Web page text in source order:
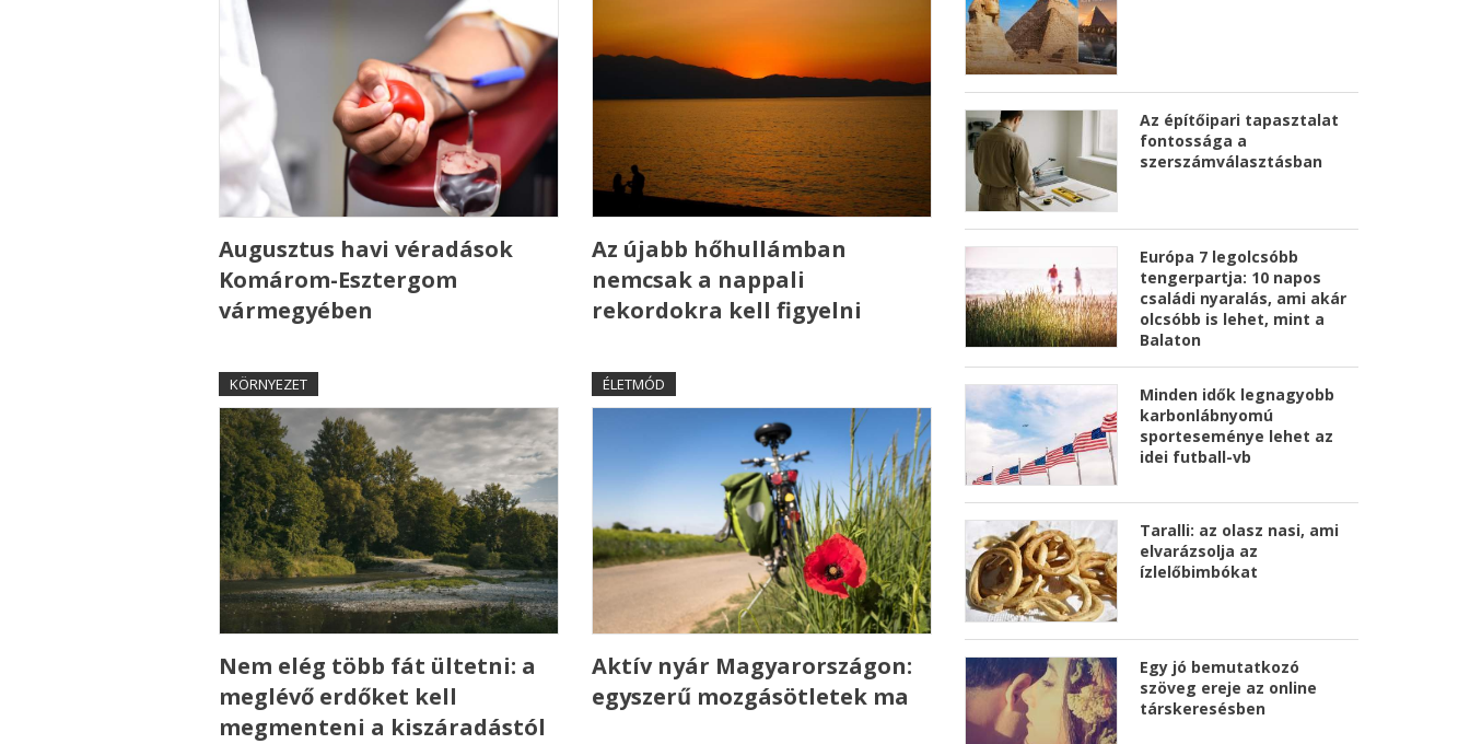
Augusztus havi véradások
Komárom-Esztergom
vármegyében
Az újabb hőhullámban
nemcsak a nappali
rekordokra kell figyelni
KÖRNYEZET
Nem elég több fát ültetni: a
meglévő erdőket kell
megmenteni a kiszáradástól
ÉLETMÓD
Aktív nyár Magyarországon:
egyszerű mozgásötletek ma
Az építőipari tapasztalat
fontossága a
szerszámválasztásban
Európa 7 legolcsóbb
tengerpartja: 10 napos
családi nyaralás, ami akár
olcsóbb is lehet, mint a
Balaton
Minden idők legnagyobb
karbonlábnyomú
sporteseménye lehet az
idei futball-vb
Taralli: az olasz nasi, ami
elvarázsolja az
ízlelőbimbókat
Egy jó bemutatkozó
szöveg ereje az online
társkeresésben